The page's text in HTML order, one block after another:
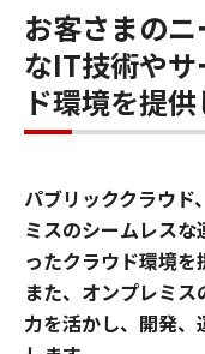
お客さまの
なIT技術や
ド環境を提供
パブリッククラウド
ミスのシームレス
ったクラウド環境を
また、オンプレミ
力を活かし、開発